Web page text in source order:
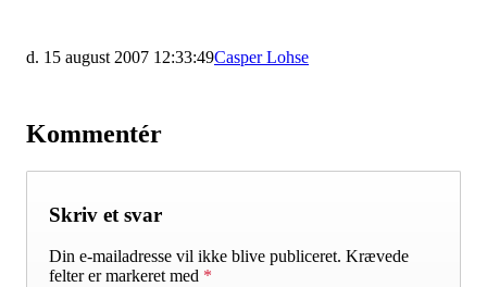
d. 15 august 2007 12:33:49Casper Lohse
Kommentér
Skriv et svar
Din e-mailadresse vil ikke blive publiceret. Krævede
felter er markeret med *